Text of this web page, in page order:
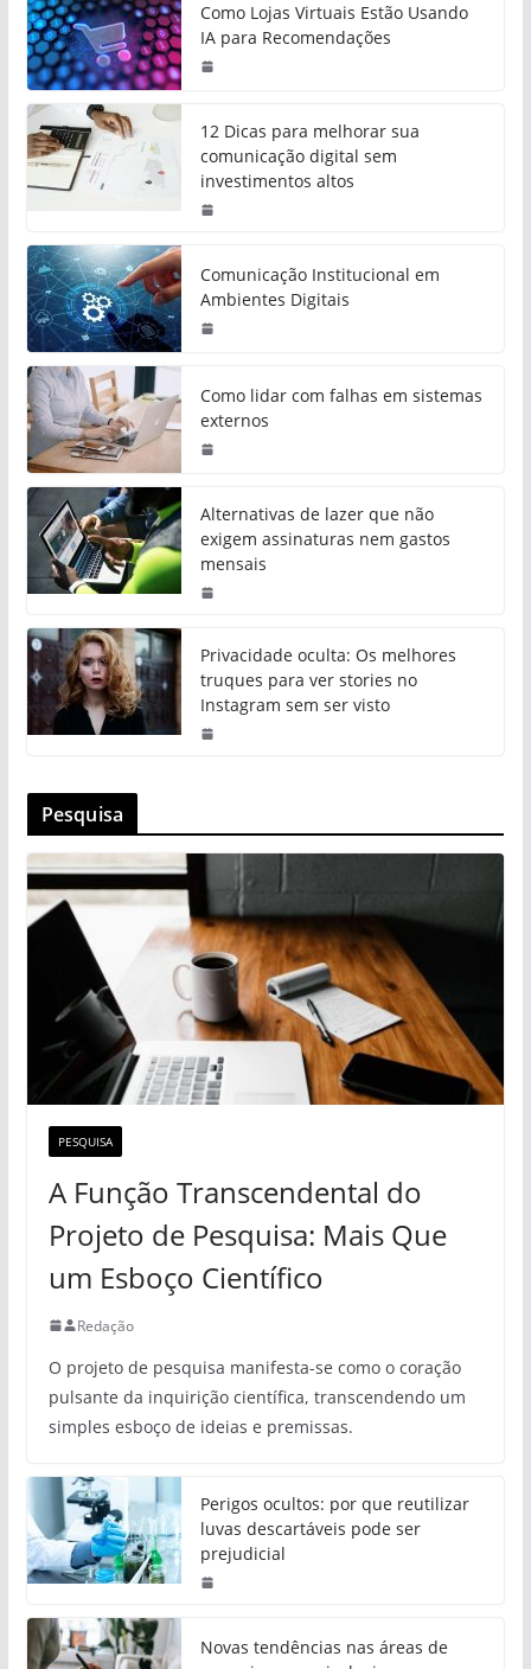
Como Lojas Virtuais Estão Usando
IA para Recomendações
12 Dicas para melhorar sua
comunicação digital sem
investimentos altos
Comunicação Institucional em
Ambientes Digitais
Como lidar com falhas em sistemas
externos
Alternativas de lazer que não
exigem assinaturas nem gastos
mensais
Privacidade oculta: Os melhores
truques para ver stories no
Instagram sem ser visto
Pesquisa
PESQUISA
A Função Transcendental do
Projeto de Pesquisa: Mais Que
um Esboço Científico
Redação
O projeto de pesquisa manifesta-se como o coração
pulsante da inquirição científica, transcendendo um
simples esboço de ideias e premissas.
Perigos ocultos: por que reutilizar
luvas descartáveis pode ser
prejudicial
Novas tendências nas áreas de